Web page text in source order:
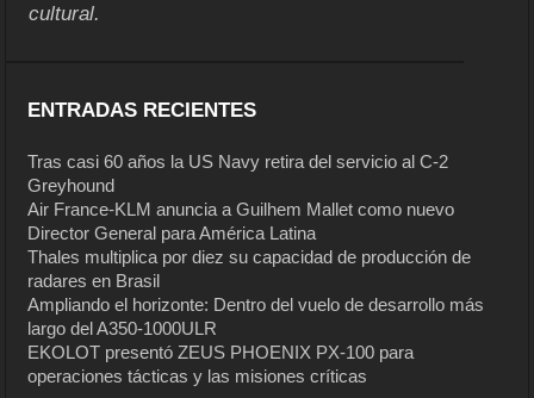
cultural.
ENTRADAS RECIENTES
Tras casi 60 años la US Navy retira del servicio al C-2
Greyhound
Air France-KLM anuncia a Guilhem Mallet como nuevo
Director General para América Latina
Thales multiplica por diez su capacidad de producción de
radares en Brasil
Ampliando el horizonte: Dentro del vuelo de desarrollo más
largo del A350-1000ULR
EKOLOT presentó ZEUS PHOENIX PX-100 para
operaciones tácticas y las misiones críticas